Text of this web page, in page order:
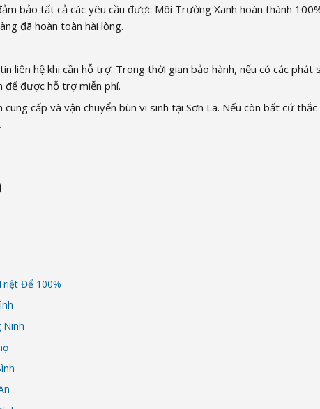
bảo tất cả các yêu cầu được Môi Trường Xanh hoàn thành
đã hoàn toàn hài lòng.
liên hệ khi cần hỗ trợ. Trong thời gian bảo hành, nếu có các phát
để được hỗ trợ miễn phí.
cấp và vận chuyển bùn vi sinh tại Sơn La. Nếu còn bất cứ thắc
Để 100%
Ninh